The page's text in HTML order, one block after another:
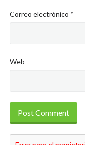
Correo electrónico *
Web